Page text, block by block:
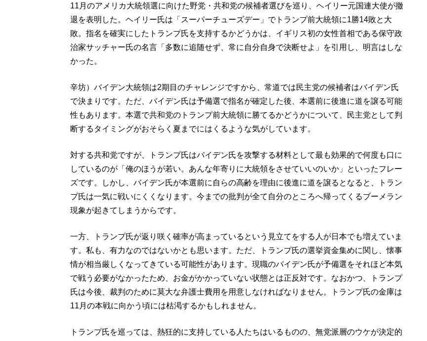
11月のアメリカ大統領選に向けた野党・共和党の候補者選びを巡り、ヘイリー元国連大使が撤
退を表明した。ヘイリー氏は「スーパーチューズデー」でトランプ前大統領に1勝14敗と大
敗。指名を確実にしたトランプ氏を支持するかどうかは、イギリス初の女性首相である保守政
治家サッチャー氏の名言「多数に追随せず、常に自分自身で決断せよ」を引用し、明言はしな
かった。
辛坊）バイデン大統領は2期目のチャレンジですから、常道では民主党の候補者はバイデン氏
で決まりです。ただ、バイデン氏は予備選で指名が確定した後、本選前に後進に道を譲る可能
性もあります。本選で共和党のトランプ前大統領に勝てるかどうかについて、民主党として判
断するタイミングがおそらく夏までにはくるような気がしています。
対する共和党ですが、トランプ氏はバイデン氏を攻撃する材料として最も効果的で何度も口に
しているのが「俺のほうが若い。あんな年寄りに大統領をさせていいのいか」といったフレー
ズです。しかし、バイデン氏が本選前に自らの高齢を理由に後進に道を譲るとなると、トラン
プ氏は一気に戦いにくくなります。今までの批判が全て自分のところへ帰ってくるブーメラン
現象が起きてしまうからです。
一方、トランプ氏が返り咲く確率が高まっているという見立てをする人が日本でも増えていま
す。私も、有力なのではないかとも思います。ただ、トランプ氏の選挙資金集めに関し、懐事
情が相当厳しくなってきている可能性があります。現職のバイデン氏が予備選をそれほど本気
で戦う必要がなかったため、お金がかかっていない状態とは正反対です。なおかつ、トランプ
氏は今後、裁判のために莫大な弁護士費用を用意しなければなりません。トランプ氏の金庫は
11月の本戦に向かう頃には枯渇するかもしれません。
トランプ氏を巡っては、熱狂的に支持している人たちはいるものの、無党派層のウケが決定的